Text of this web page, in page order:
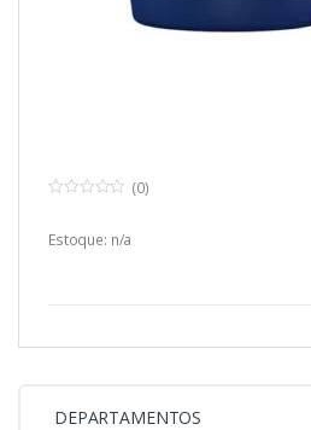
u
(0)
Estoque: n/a
DEPARTAMENTOS